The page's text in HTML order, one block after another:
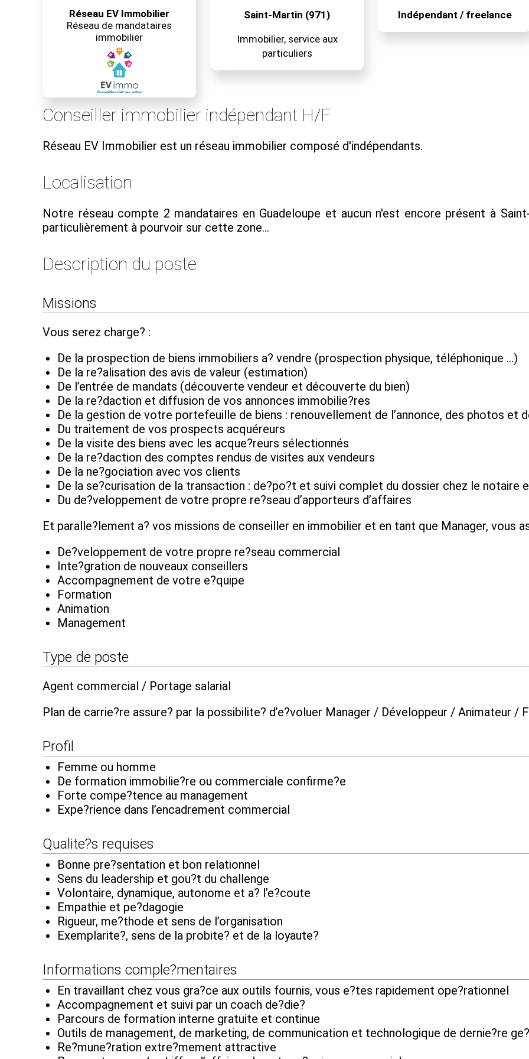
Réseau EV Immobilier
Réseau de mandataires
immobilier
Saint-Martin (971)
Immobilier, service aux
particuliers
Indépendant / freelance
Conseiller immobilier indépendant H/F
Réseau EV Immobilier est un réseau immobilier composé d'indépendants.
Localisation
Notre réseau compte 2 mandataires en Guadeloupe et aucun n'est encore présent à
particulièrement à pourvoir sur cette zone...
Description du poste
Missions
Vous serez charge? :
De la prospection de biens immobiliers a? vendre (prospection physique, téléphonique …)
De la re?alisation des avis de valeur (estimation)
De l’entrée de mandats (découverte vendeur et découverte du bien)
De la re?daction et diffusion de vos annonces immobilie?res
De la gestion de votre portefeuille de biens : renouvellement de l’annonce, des photos et
Du traitement de vos prospects acquéreurs
De la visite des biens avec les acque?reurs sélectionnés
De la re?daction des comptes rendus de visites aux vendeurs
De la ne?gociation avec vos clients
De la se?curisation de la transaction : de?po?t et suivi complet du dossier chez le notaire
Du de?veloppement de votre propre re?seau d’apporteurs d’affaires
Et paralle?lement a? vos missions de conseiller en immobilier et en tant que Manager, vous
De?veloppement de votre propre re?seau commercial
Inte?gration de nouveaux conseillers
Accompagnement de votre e?quipe
Formation
Animation
Management
Type de poste
Agent commercial / Portage salarial
Plan de carrie?re assure? par la possibilite? d’e?voluer Manager / Développeur / Animateur /
Profil
Femme ou homme
De formation immobilie?re ou commerciale confirme?e
Forte compe?tence au management
Expe?rience dans l’encadrement commercial
Qualite?s requises
Bonne pre?sentation et bon relationnel
Sens du leadership et gou?t du challenge
Volontaire, dynamique, autonome et a? l’e?coute
Empathie et pe?dagogie
Rigueur, me?thode et sens de l’organisation
Exemplarite?, sens de la probite? et de la loyaute?
Informations comple?mentaires
En travaillant chez vous gra?ce aux outils fournis, vous e?tes rapidement ope?rationnel
Accompagnement et suivi par un coach de?die?
Parcours de formation interne gratuite et continue
Outils de management, de marketing, de communication et technologique de dernie?re
Re?mune?ration extre?mement attractive